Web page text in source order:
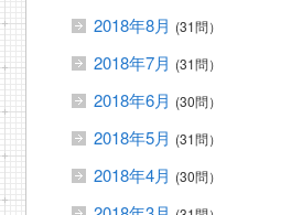
2018年8月 (31問）
2018年7月 (31問）
2018年6月 (30問）
2018年5月 (31問）
2018年4月 (30問）